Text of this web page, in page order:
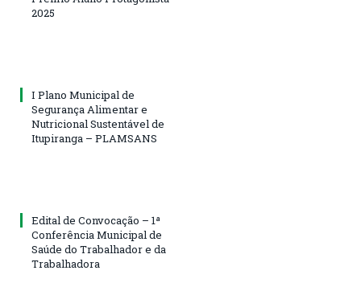
2025
I Plano Municipal de
Segurança Alimentar e
Nutricional Sustentável de
Itupiranga – PLAMSANS
Edital de Convocação – 1ª
Conferência Municipal de
Saúde do Trabalhador e da
Trabalhadora